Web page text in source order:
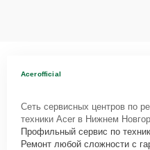
Acerofficial
Сеть сервисных центров по
техники Acer в Нижнем
Профильный сервис по
Ремонт любой сложности с